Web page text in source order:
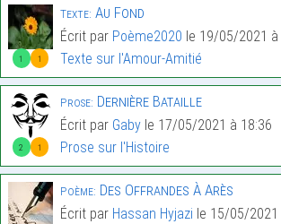
1 1
Texte: Au Fond
Écrit par Poème2020 le 19/05/2021 à
Texte sur l'Amour-Amitié
2 1
Prose: Dernière Bataille
Écrit par Gaby le 17/05/2021 à 18:36
Prose sur l'Histoire
Poème: Des Offrandes À Arès
Écrit par Hassan Hyjazi le 15/05/2021